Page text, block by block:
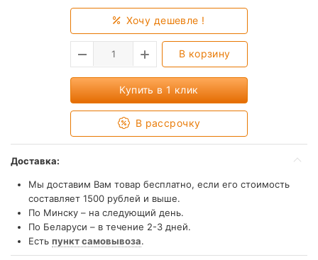
Хочу дешевле !
В корзину
Купить в 1 клик
В рассрочку
Доставка:
Мы доставим Вам товар бесплатно, если его стоимость
составляет 1500 рублей и выше.
По Минску – на следующий день.
По Беларуси – в течение 2-3 дней.
Есть пункт самовывоза.